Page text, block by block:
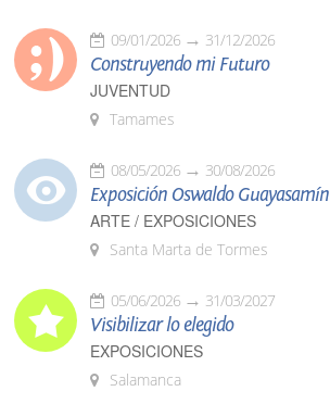
09/01/2026 31/12/2026
Construyendo mi Futuro
JUVENTUD
Tamames
08/05/2026 30/08/2026
Exposición Oswaldo Guayasamín
ARTE / EXPOSICIONES
Santa Marta de Tormes
05/06/2026 31/03/2027
Visibilizar lo elegido
EXPOSICIONES
Salamanca